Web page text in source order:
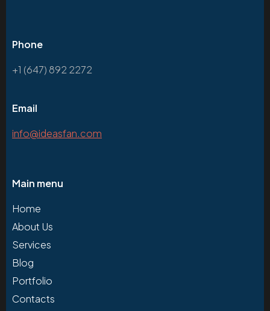
Phone
+1 (647) 892 2272
Email
info@ideasfan.com
Main menu
Home
About Us
Services
Blog
Portfolio
Contacts